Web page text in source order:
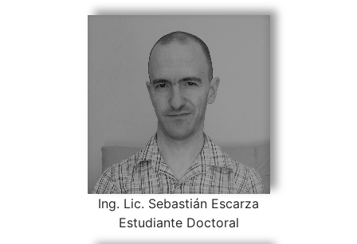
Ing. Lic. Sebastián Escarza
Estudiante Doctoral